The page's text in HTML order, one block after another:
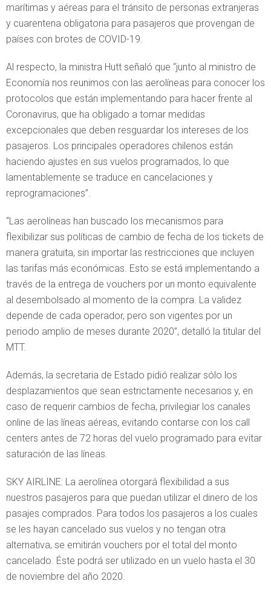
marítimas y aéreas para el tránsito de personas extranjeras
y cuarentena obligatoria para pasajeros que provengan de
países con brotes de COVID-19.
Al respecto, la ministra Hutt señaló que “junto al ministro de
Economía nos reunimos con las aerolíneas para conocer los
protocolos que están implementando para hacer frente al
Coronavirus, que ha obligado a tomar medidas
excepcionales que deben resguardar los intereses de los
pasajeros. Los principales operadores chilenos están
haciendo ajustes en sus vuelos programados, lo que
lamentablemente se traduce en cancelaciones y
reprogramaciones”.
“Las aerolíneas han buscado los mecanismos para
flexibilizar sus políticas de cambio de fecha de los tickets de
manera gratuita, sin importar las restricciones que incluyen
las tarifas más económicas. Esto se está implementando a
través de la entrega de vouchers por un monto equivalente
al desembolsado al momento de la compra. La validez
depende de cada operador, pero son vigentes por un
periodo amplio de meses durante 2020”, detalló la titular del
MTT.
Además, la secretaria de Estado pidió realizar sólo los
desplazamientos que sean estrictamente necesarios y, en
caso de requerir cambios de fecha, privilegiar los canales
online de las líneas aéreas, evitando contarse con los call
centers antes de 72 horas del vuelo programado para evitar
saturación de las líneas.
SKY AIRLINE: La aerolínea otorgará flexibilidad a sus
nuestros pasajeros para que puedan utilizar el dinero de los
pasajes comprados. Para todos los pasajeros a los cuales
se les hayan cancelado sus vuelos y no tengan otra
alternativa, se emitirán vouchers por el total del monto
cancelado. Éste podrá ser utilizado en un vuelo hasta el 30
de noviembre del año 2020.